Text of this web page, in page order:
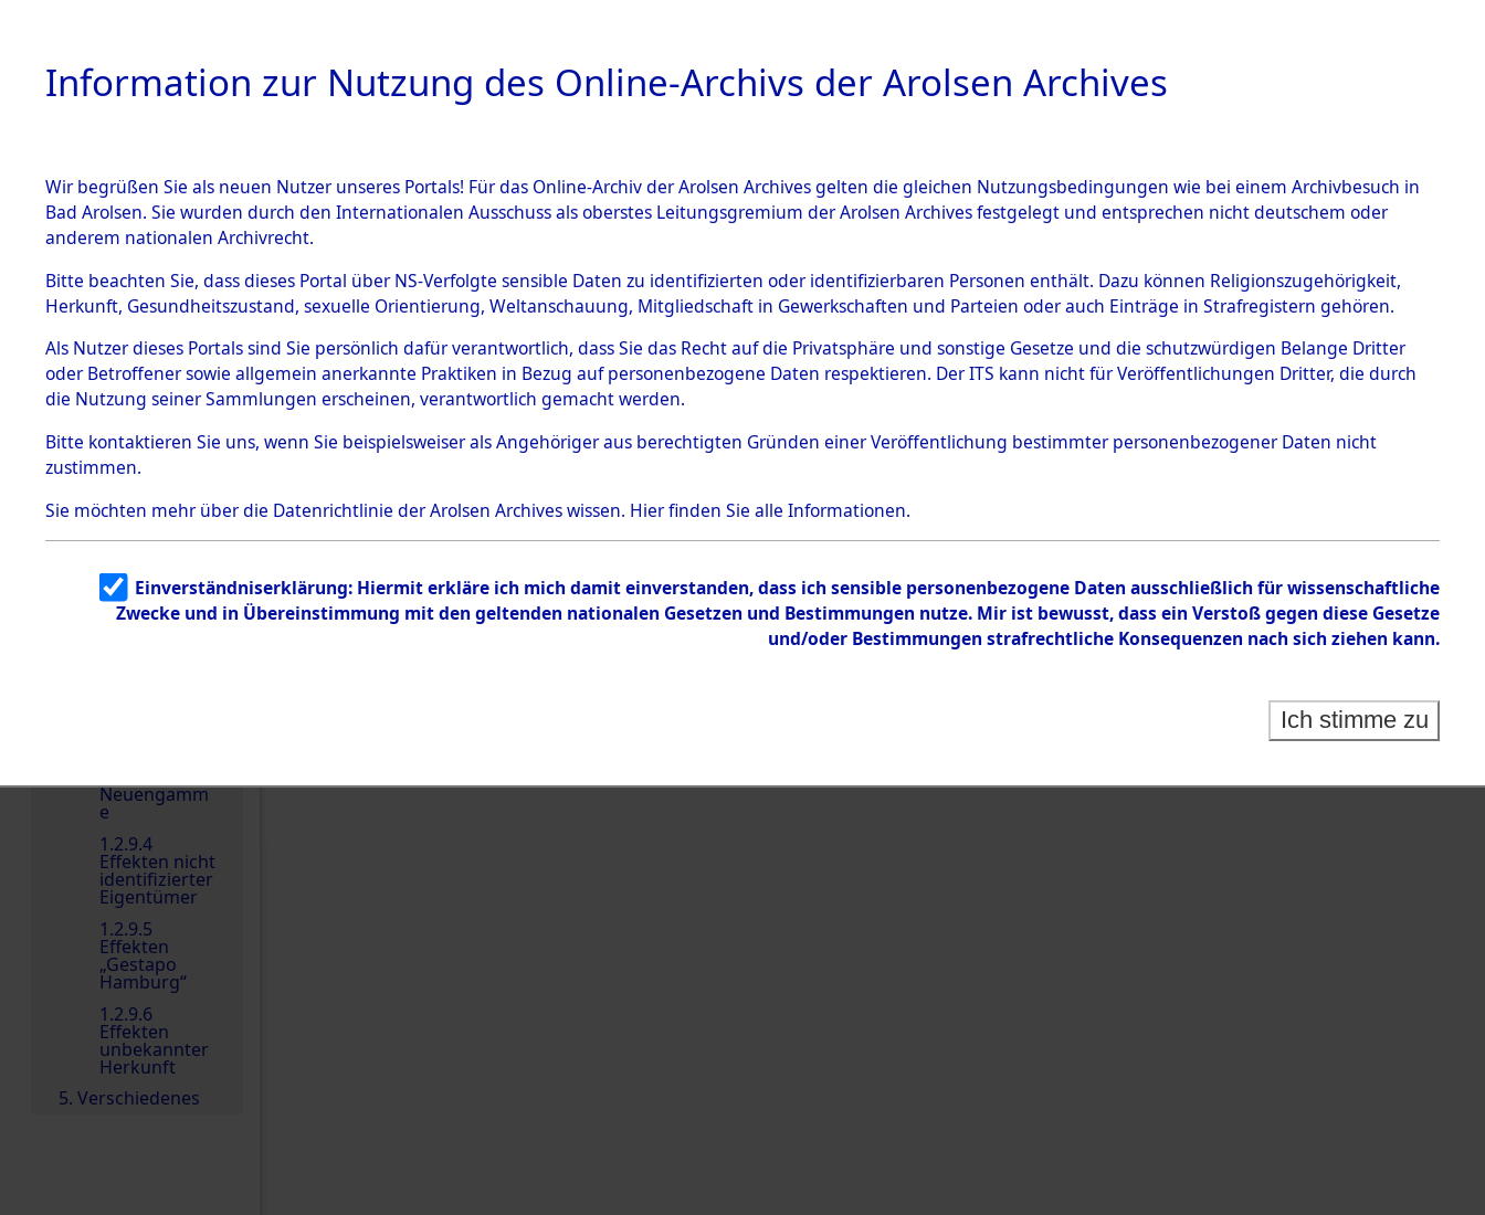
HOME BESTANDSBESCHREIBUNG ARCHIVALE ÜBERSICHT BILD
BESTÄNDE
Inhaftierungsdoku
mente
1.2.9 Beim ITS
verwahrte
1.2.9.1
Effekten aus
Dachau
e
1.2.9.2
Effekten aus
Neuengamm
e
1.2.9.4
Effekten nicht
identifizierter
Eigentümer
1.2.9.5
Effekten
„Gestapo
Hamburg“
1.2.9.6
Effekten
unbekannter
Herkunft
5. Verschiedenes
0011 (108019805)
0011 (108019805)
Person AKIMOW OKIMOW, DIMITRIJ
Bestand
Information zur Nutzung des Online-Archivs der Arolsen Archives
Wir begrüßen Sie als neuen Nutzer unseres Portals! Für das Online-Archiv der Arolsen Archives gelten die gleichen Nutzungsbedingungen wie bei einem Archivbesuch in
Bad Arolsen. Sie wurden durch den Internationalen Ausschuss als oberstes Leitungsgremium der Arolsen Archives festgelegt und entsprechen nicht deutschem oder
anderem nationalen Archivrecht.
Bitte beachten Sie, dass dieses Portal über NS-Verfolgte sensible Daten zu identifizierten oder identifizierbaren Personen enthält. Dazu können Religionszugehörigkeit,
Herkunft, Gesundheitszustand, sexuelle Orientierung, Weltanschauung, Mitgliedschaft in Gewerkschaften und Parteien oder auch Einträge in Strafregistern gehören.
Als Nutzer dieses Portals sind Sie persönlich dafür verantwortlich, dass Sie das Recht auf die Privatsphäre und sonstige Gesetze und die schutzwürdigen Belange Dritter
oder Betroffener sowie allgemein anerkannte Praktiken in Bezug auf personenbezogene Daten respektieren. Der ITS kann nicht für Veröffentlichungen Dritter, die durch
die Nutzung seiner Sammlungen erscheinen, verantwortlich gemacht werden.
Bitte kontaktieren Sie uns, wenn Sie beispielsweiser als Angehöriger aus berechtigten Gründen einer Veröffentlichung bestimmter personenbezogener Daten nicht
zustimmen.
Sie möchten mehr über die Datenrichtlinie der Arolsen Archives wissen. Hierfinden Sie alle Informationen.
Einverständniserklärung: Hiermit erkläre ich mich damit einverstanden, dass ich sensible personenbezogene Daten ausschließlich für wissenschaftliche
Zwecke und in Übereinstimmung mit den geltenden nationalen Gesetzen und Bestimmungen nutze. Mir ist bewusst, dass ein Verstoß gegen diese Gesetze
und/oder Bestimmungen strafrechtliche Konsequenzen nach sich ziehen kann.
Ich stimme zu